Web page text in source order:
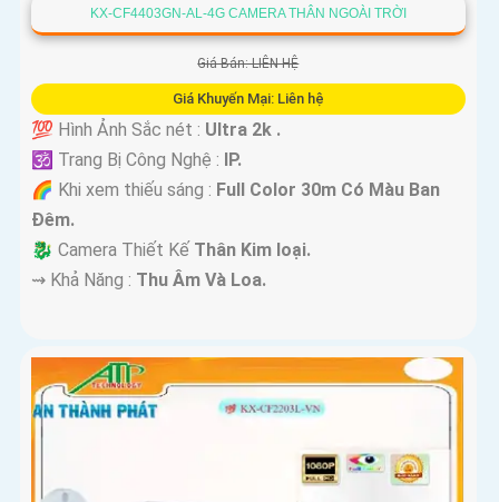
KX-CF4403GN-AL-4G CAMERA THÂN NGOÀI TRỜI
Giá Bán: LIÊN HỆ
Giá Khuyến Mại: Liên hệ
💯 Hình Ảnh Sắc nét : Ultra 2k .
🕉️ Trang Bị Công Nghệ :
IP.
🌈 Khi xem thiếu sáng : Full Color 30m Có Màu Ban
Ðêm.
🐉️ Camera Thiết Kế Thân Kim loại.
️⇝ Khả Năng : Thu Âm Và Loa.